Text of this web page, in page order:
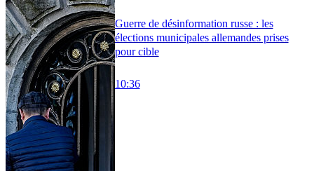
Guerre de désinformation russe : les
élections municipales allemandes prises
pour cible
10:36